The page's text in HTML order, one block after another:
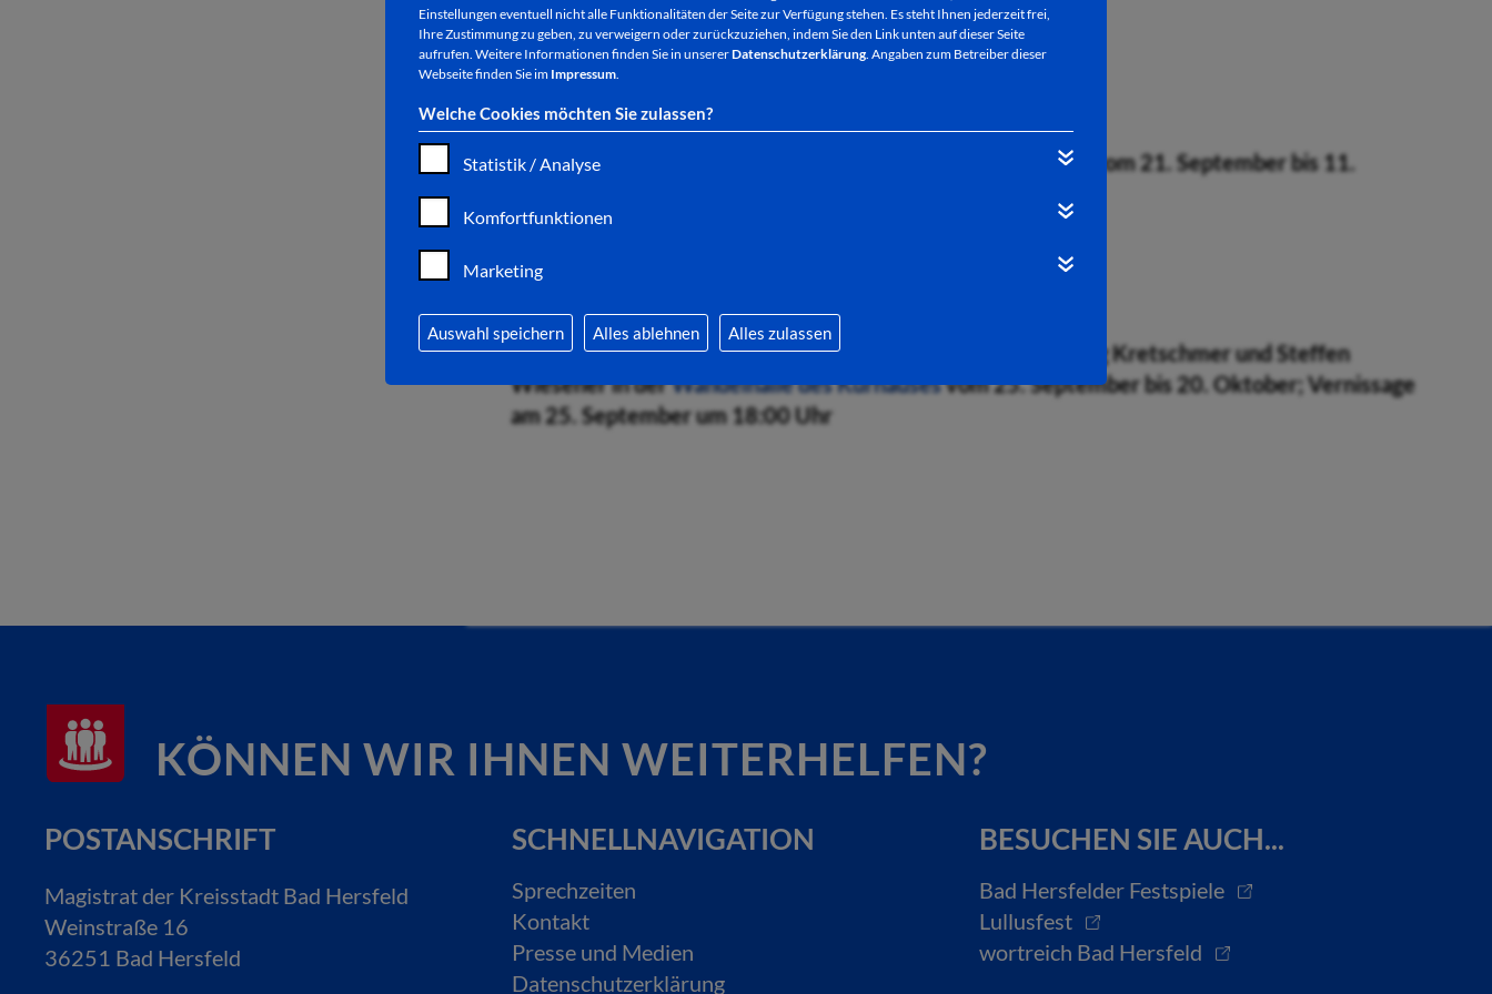
Einstellungen eventuell nicht alle Funktionalitäten der Seite zur Verfügung stehen. Es steht Ihnen jederzeit frei,
Ihre Zustimmung zu geben, zu verweigern oder zurückzuziehen, indem Sie den Link unten auf dieser Seite
aufrufen. Weitere Informationen finden Sie in unsererDatenschutzerklärung. Angaben zum Betreiber dieser
Webseite finden Sie im Impressum.
Welche Cookies möchten Sie zulassen?
Statistik / Analyse
Komfortfunktionen
Marketing
Auswahl speichern Alles ablehnen Alles zulassen
2. Ausstellung "Autism" von Arya Atti in der Galerie im Stift
vom 21. September bis 11.
3. Ausstellung "Die Stiftsruine einmal anders" von Heinz-Jörg Kretschmer und Steffen
Wiesener in derWandelhalle des Kurhausesvom 25. September bis 20. Oktober; Vernissage
am 25. September um 18:00 Uhr
KÖNNEN WIR IHNEN WEITERHELFEN?
POSTANSCHRIFT
Magistrat der Kreisstadt Bad Hersfeld
Weinstraße 16
36251 Bad Hersfeld
SCHNELLNAVIGATION
Sprechzeiten
Kontakt
Presse und Medien
Datenschutzerklärung
BESUCHEN SIE AUCH...
Bad Hersfelder Festspiele
Lullusfest
wortreich Bad Hersfeld